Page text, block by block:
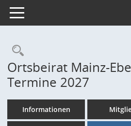
Toggle navigation
Rechercheauswahl
Ortsbeirat Mainz-
Termine 2027
Informationen